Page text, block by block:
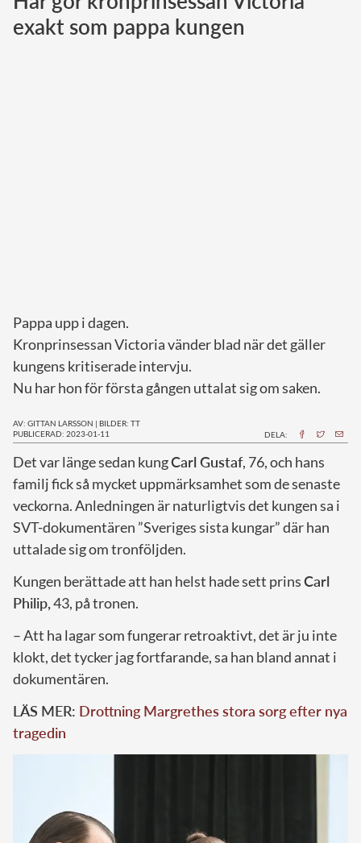
Norska kungahuset
exakt som pappa kungen
Pappa upp i dagen.
Kronprinsessan Victoria vänder blad när det gäller
kungens kritiserade intervju.
Nu har hon för första gången uttalat sig om saken.
AV: GITTAN LARSSON | BILDER: TT
PUBLICERAD: 2023-01-11
DELA:
Det var länge sedan kungCarl Gustaf, 76, och hans
familj fick så mycket uppmärksamhet som de senaste
veckorna. Anledningen är naturligtvis det kungen sa i
SVT-dokumentären ”Sveriges sista kungar” där han
uttalade sig om tronföljden.
Kungen berättade att han helst hade sett prinsCarl
Philip,43, på tronen.
– Att ha lagar som fungerar retroaktivt, det är ju inte
klokt, det tycker jag fortfarande, sa han bland annat i
dokumentären.
LÄS MER: Drottning Margrethes stora sorg efter nya
tragedin